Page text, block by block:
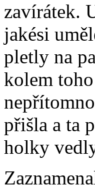
zavírátek.
jakési
pletly na
kolem
přišla a ta
holky